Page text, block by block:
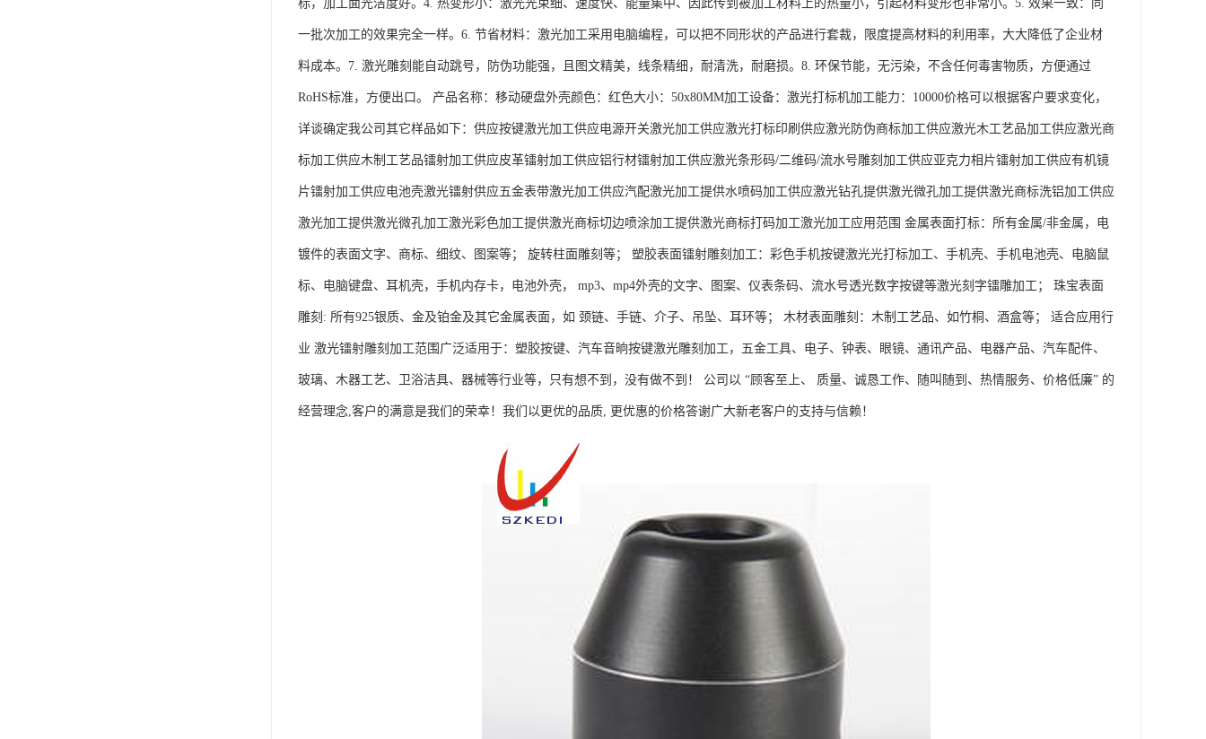
标，加工面光洁度好。4. 热变形小：激光光束细、速度快、能量集中、因此传到被加工材料上的热量小，引起材料变形也非常小。5. 效果一致：同
一批次加工的效果完全一样。6. 节省材料：激光加工采用电脑编程，可以把不同形状的产品进行套裁，限度提高材料的利用率，大大降低了企业材
料成本。7. 激光雕刻能自动跳号，防伪功能强，且图文精美，线条精细，耐清洗，耐磨损。8. 环保节能，无污染，不含任何毒害物质，方便通过
RoHS标准，方便出口。 产品名称：移动硬盘外壳颜色：红色大小：50x80MM加工设备：激光打标机加工能力：10000价格可以根据客户要求变化，
详谈确定我公司其它样品如下：供应按键激光加工供应电源开关激光加工供应激光打标印刷供应激光防伪商标加工供应激光木工艺品加工供应激光商
标加工供应木制工艺品镭射加工供应皮革镭射加工供应铝行材镭射加工供应激光条形码/二维码/流水号雕刻加工供应亚克力相片镭射加工供应有机镜
片镭射加工供应电池壳激光镭射供应五金表带激光加工供应汽配激光加工提供水喷码加工供应激光钻孔提供激光微孔加工提供激光商标洗铝加工供应
激光加工提供激光微孔加工激光彩色加工提供激光商标切边喷涂加工提供激光商标打码加工激光加工应用范围 金属表面打标：所有金属/非金属，电
镀件的表面文字、商标、细纹、图案等； 旋转柱面雕刻等； 塑胶表面镭射雕刻加工：彩色手机按键激光光打标加工、手机壳、手机电池壳、电脑鼠
标、电脑键盘、耳机壳，手机内存卡，电池外壳， mp3、mp4外壳的文字、图案、仪表条码、流水号透光数字按键等激光刻字镭雕加工； 珠宝表面
雕刻: 所有925银质、金及铂金及其它金属表面，如 颈链、手链、介子、吊坠、耳环等； 木材表面雕刻：木制工艺品、如竹桐、酒盒等； 适合应用行
业 激光镭射雕刻加工范围广泛适用于：塑胶按键、汽车音晌按键激光雕刻加工，五金工具、电子、钟表、眼镜、通讯产品、电器产品、汽车配件、
玻璃、木器工艺、卫浴洁具、器械等行业等，只有想不到，没有做不到！ 公司以 “顾客至上、 质量、诚恳工作、随叫随到、热情服务、价格低廉” 的
经营理念,客户的满意是我们的荣幸！我们以更优的品质, 更优惠的价格答谢广大新老客户的支持与信赖！